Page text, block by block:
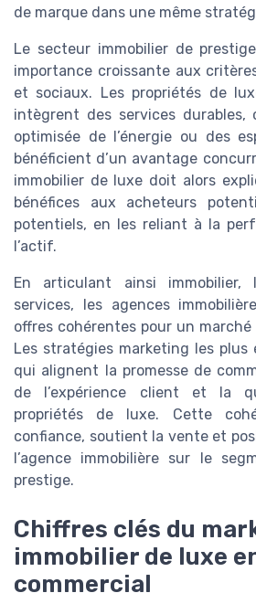
de marque dans une même
Le secteur immobilier de
importance croissante aux
et sociaux. Les propriétés de
intègrent des services durables,
optimisée de l’énergie ou des
bénéficient d’un avantage
immobilier de luxe doit alors
bénéfices aux acheteurs
potentiels, en les reliant à la
l’actif.
En articulant ainsi immobilier,
services, les agences
offres cohérentes pour un
Les stratégies marketing les plus
qui alignent la promesse de
de l’expérience client et la
propriétés de luxe. Cette
confiance, soutient la vente et
l’agence immobilière sur le
prestige.
Chiffres clés du
immobilier de luxe
commercial